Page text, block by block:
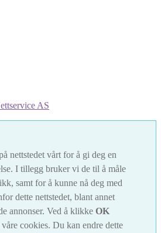
AS
nettstedet vårt for å gi deg en
I tillegg bruker vi de til å måle
samt for å kunne nå deg med
dette nettstedet, blant annet
annonser. Ved å klikke OK
cookies. Du kan endre dette